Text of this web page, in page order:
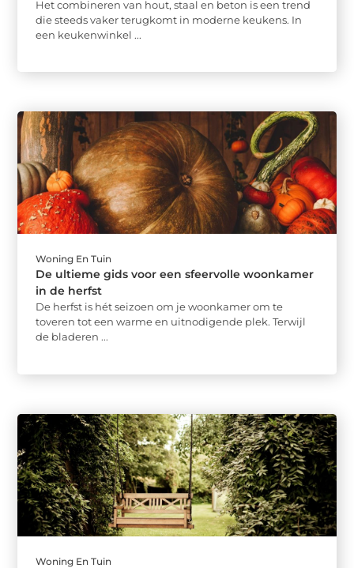
Het combineren van hout, staal en beton is een trend
die steeds vaker terugkomt in moderne keukens. In
een keukenwinkel ...
Woning En Tuin
De ultieme gids voor een sfeervolle woonkamer
in de herfst
De herfst is hét seizoen om je woonkamer om te
toveren tot een warme en uitnodigende plek. Terwijl
de bladeren ...
Woning En Tuin